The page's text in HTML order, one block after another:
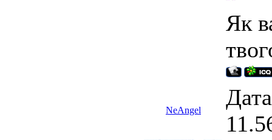
Як
NeAngel